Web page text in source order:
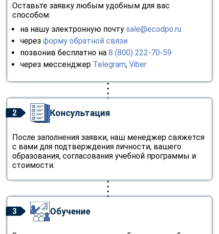
Оставьте заявку любым удобным для вас
способом:
на нашу электронную почту sale@ecodpo.ru
через форму обратной связи
позвонив бесплатно на 8 (800) 222-70-59
через мессенджер Telegram, Viber
2 Консультация
После заполнения заявки, наш менеджер свяжется
с вами для подтверждения личности, вашего
образования, согласования учебной программы и
стоимости.
3 Обучение